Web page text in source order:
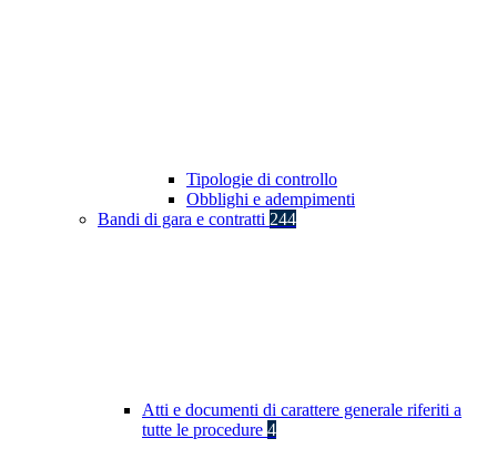
Tipologie di controllo
Obblighi e adempimenti
Bandi di gara e contratti 244
Atti e documenti di carattere generale riferiti a
tutte le procedure 4